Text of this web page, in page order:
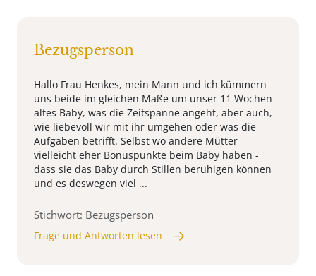
Bezugsperson
Hallo Frau Henkes, mein Mann und ich kümmern
uns beide im gleichen Maße um unser 11 Wochen
altes Baby, was die Zeitspanne angeht, aber auch,
wie liebevoll wir mit ihr umgehen oder was die
Aufgaben betrifft. Selbst wo andere Mütter
vielleicht eher Bonuspunkte beim Baby haben -
dass sie das Baby durch Stillen beruhigen können
und es deswegen viel ...
Stichwort: Bezugsperson
Frage und Antworten lesen